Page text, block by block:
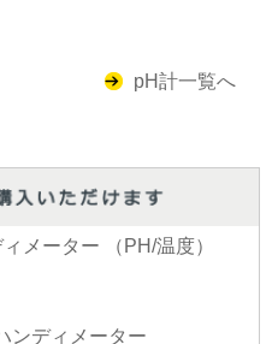
pH計一覧へ
メーター （PH/温度）
ディメーター